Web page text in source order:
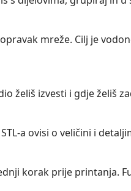
mreže. Cilj je
želiš izvesti i gdje želiš
a ovisi o veličini i
korak prije printanja.